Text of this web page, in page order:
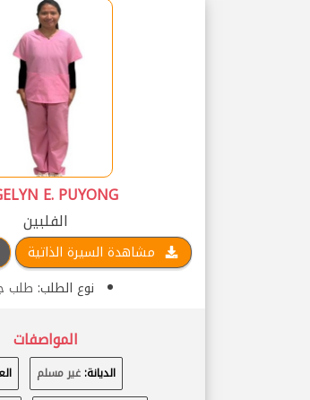
E. PUYONG
الفلبين
مشاهدة السيرة الذاتية
نوع الطلب: طلب
المواصفات
الديانة:غير مسلم